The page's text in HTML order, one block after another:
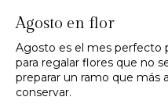
Agosto en flor
Agosto es el mes perfecto
para regalar flores que no
preparar un ramo que más
conservar.